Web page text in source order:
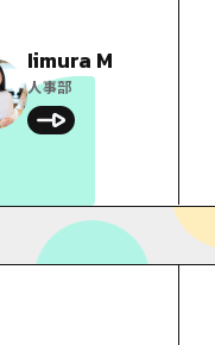
Iimura M
人事部